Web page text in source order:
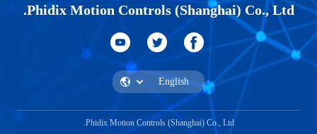
Phidix Motion Controls (Shanghai) Co., Ltd.
Phidix Motion Controls (Shanghai) Co., Ltd.